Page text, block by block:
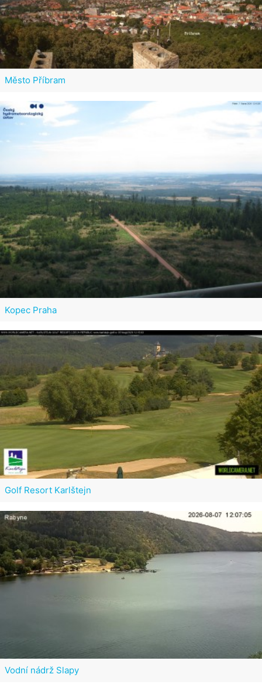
Město Příbram
Kopec Praha
Golf Resort Karlštejn
Vodní nádrž Slapy